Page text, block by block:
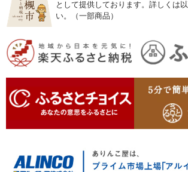
として提供しております。詳しくは
い。（一部商品）